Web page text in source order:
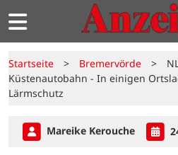
Startseite > Bremervörde >
Küstenautobahn - In einigen
Lärmschutz
Mareike Kerouche